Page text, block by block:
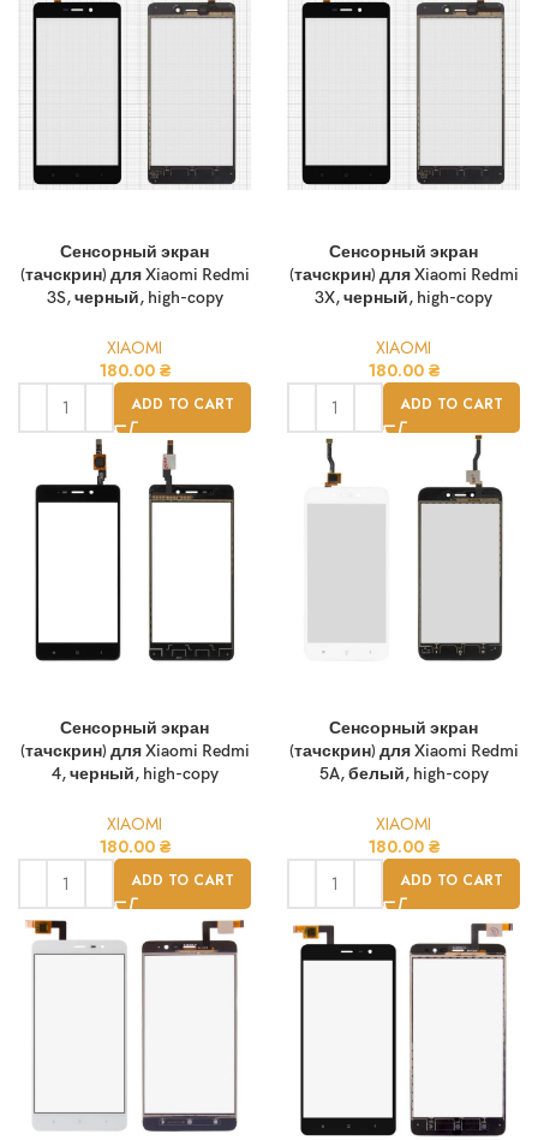
Сенсорный экран
(тачскрин) для Xiaomi Redmi
3S, черный, high-copy
XIAOMI
180.00 ₴
ADD TO CART
Сенсорный экран
(тачскрин) для Xiaomi Redmi
3X, черный, high-copy
XIAOMI
180.00 ₴
ADD TO CART
Сенсорный экран
(тачскрин) для Xiaomi Redmi
4, черный, high-copy
XIAOMI
180.00 ₴
ADD TO CART
Сенсорный экран
(тачскрин) для Xiaomi Redmi
5A, белый, high-copy
XIAOMI
180.00 ₴
ADD TO CART